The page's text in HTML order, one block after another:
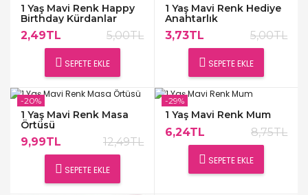
1 Yaş Mavi Renk Happy
Birthday Kürdanlar
2,49TL 5,00TL
SEPETE EKLE
1 Yaş Mavi Renk Hediye
Anahtarlık
3,73TL 5,00TL
SEPETE EKLE
1 Yaş Mavi Renk Masa
Örtüsü
9,99TL 12,49TL
SEPETE EKLE
-20%
1 Yaş Mavi Renk Mum
6,24TL 8,75TL
SEPETE EKLE
-29%